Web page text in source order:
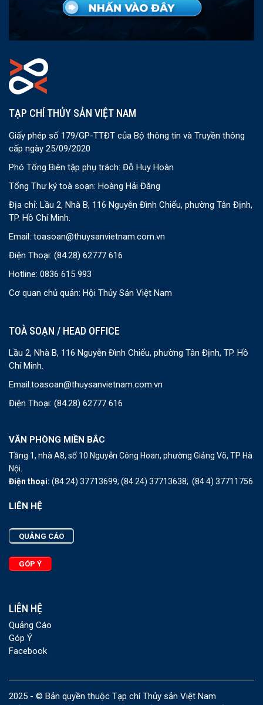
TẠP CHÍ THỦY SẢN VIỆT NAM
Giấy phép số 179/GP-TTĐT của Bộ thông tin và Truyền thông
cấp ngày 25/09/2020
Phó Tổng Biên tập phụ trách: Đỗ Huy Hoàn
Tổng Thư ký toà soạn: Hoàng Hải Đăng
Địa chỉ: Lầu 2, Nhà B, 116 Nguyễn Đình Chiểu, phường Tân Định,
TP. Hồ Chí Minh.
Email: toasoan@thuysanvietnam.com.vn
Điện Thoại: (84.28) 62777 616
Hotline: 0836 615 993
Cơ quan chủ quản: Hội Thủy Sản Việt Nam
TOÀ SOẠN / HEAD OFFICE
Lầu 2, Nhà B, 116 Nguyễn Đình Chiểu, phường Tân Định, TP. Hồ
Chí Minh.
Email:toasoan@thuysanvietnam.com.vn
Điện Thoại: (84.28) 62777 616
VĂN PHÒNG MIỀN BẮC
Tầng 1, nhà A8, số 10 Nguyễn Công Hoan, phường Giảng Võ, TP Hà
Nội.
Điện thoại: (84.24) 37713699; (84.24) 37713638; (84.4) 37711756
LIÊN HỆ
QUẢNG CÁO
GÓP Ý
LIÊN HỆ
Quảng Cáo
Góp Ý
Facebook
2025 - © Bản quyền thuộc Tạp chí Thủy sản Việt Nam